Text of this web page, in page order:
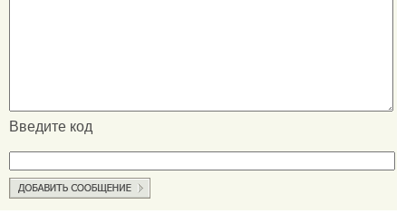
Введите код